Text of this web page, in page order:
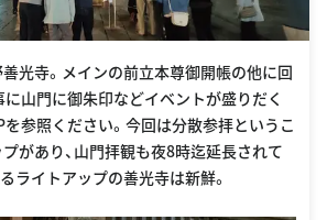
光寺。メインの前立本尊御開帳の他に回
に山門に御朱印などイベントが盛りだく
を参照ください。今回は分散参拝というこ
があり、山門拝観も夜8時迄延長されて
ライトアップの善光寺は新鮮。